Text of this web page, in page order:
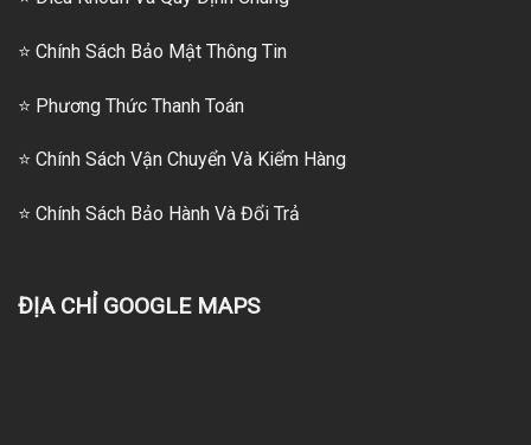
⭐ Chính Sách Bảo Mật Thông Tin
⭐ Phương Thức Thanh Toán
⭐ Chính Sách Vận Chuyển Và Kiểm Hàng
⭐ Chính Sách Bảo Hành Và Đổi Trả
ĐỊA CHỈ GOOGLE MAPS